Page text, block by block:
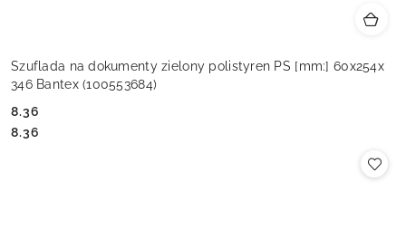
Szuflada na dokumenty zielony polistyren PS [mm:] 60x254x
346 Bantex (100553684)
Cena:
8.36
Cena:
8.36